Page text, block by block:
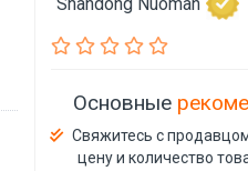
Основные
Свяжитесь с
цену и количество